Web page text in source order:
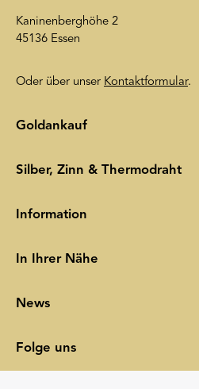
Kaninenberghöhe 2
45136 Essen
Oder über unser Kontaktformular.
Goldankauf
Silber, Zinn & Thermodraht
Information
In Ihrer Nähe
News
Folge uns